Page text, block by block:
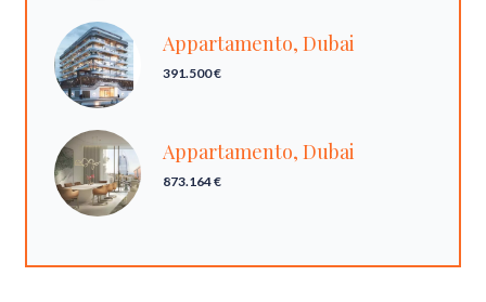
Appartamento, Dubai
391.500 €
Appartamento, Dubai
873.164 €